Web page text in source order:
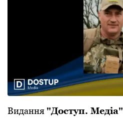
Видання "Дoступ. Медіа"